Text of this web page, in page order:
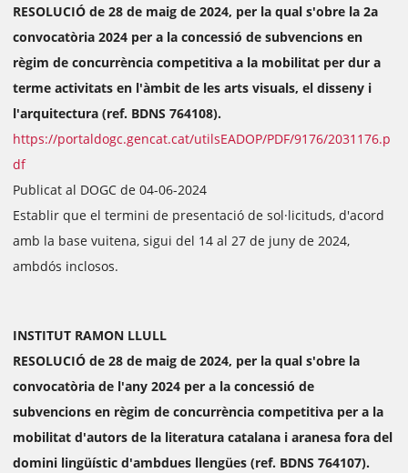
RESOLUCIÓ de 28 de maig de 2024, per la qual s'obre la 2a
convocatòria 2024 per a la concessió de subvencions en
règim de concurrència competitiva a la mobilitat per dur a
terme activitats en l'àmbit de les arts visuals, el disseny i
l'arquitectura (ref. BDNS 764108).
https://portaldogc.gencat.cat/utilsEADOP/PDF/9176/2031176.p
df
Publicat al DOGC de 04-06-2024
Establir que el termini de presentació de sol·licituds, d'acord
amb la base vuitena, sigui del 14 al 27 de juny de 2024,
ambdós inclosos.
INSTITUT RAMON LLULL
RESOLUCIÓ de 28 de maig de 2024, per la qual s'obre la
convocatòria de l'any 2024 per a la concessió de
subvencions en règim de concurrència competitiva per a la
mobilitat d'autors de la literatura catalana i aranesa fora del
domini lingüístic d'ambdues llengües (ref. BDNS 764107).